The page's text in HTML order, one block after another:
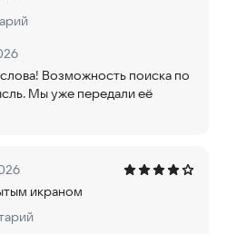
Возможность поиска по
Мы уже передали её
икраном